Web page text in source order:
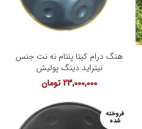
هنگ درام کیتا پنتام نه نت جنس
نیتراید دینگ پولیش
23,000,000تومان
فروخته
شده